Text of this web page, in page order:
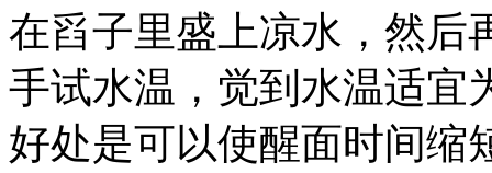
在舀子里盛上凉水，然后
手试水温，觉到水温适宜
好处是可以使醒面时间缩